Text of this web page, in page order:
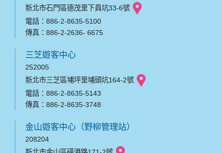
新北市石門區德茂里下員坑33-6號
電話：886-2-8635-5100
傳真：886-2-2636- 6675
三芝遊客中心
252005
新北市三芝區埔坪里埔頭坑164-2號
電話：886-2-8635-5143
傳真：886-2-8635-3748
金山遊客中心（野柳管理站）
208204